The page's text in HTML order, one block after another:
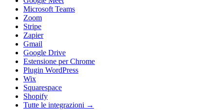
Microsoft Teams
Zoom
Stripe
Zapier
Gmail
Google Drive
Estensione per Chrome
Plugin WordPress
Wix
Squarespace
Shopify
Tutte le integrazioni →